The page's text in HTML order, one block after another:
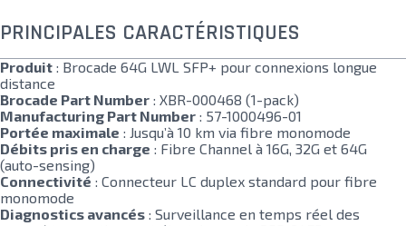
PRINCIPALES CARACTÉRISTIQUES
Produit : Brocade 64G LWL SFP+ pour connexions longue
distance
Brocade Part Number : XBR-000468 (1-pack)
Manufacturing Part Number : 57-1000496-01
Portée maximale : Jusqu’à 10 km via fibre monomode
Débits pris en charge : Fibre Channel à 16G, 32G et 64G
(auto-sensing)
Connectivité : Connecteur LC duplex standard pour fibre
monomode
Diagnostics avancés : Surveillance en temps réel des